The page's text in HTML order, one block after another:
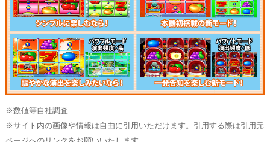
※数値等自社調査
※サイト内の画像や情報は自由に引用いただけます。引用する際は引用元